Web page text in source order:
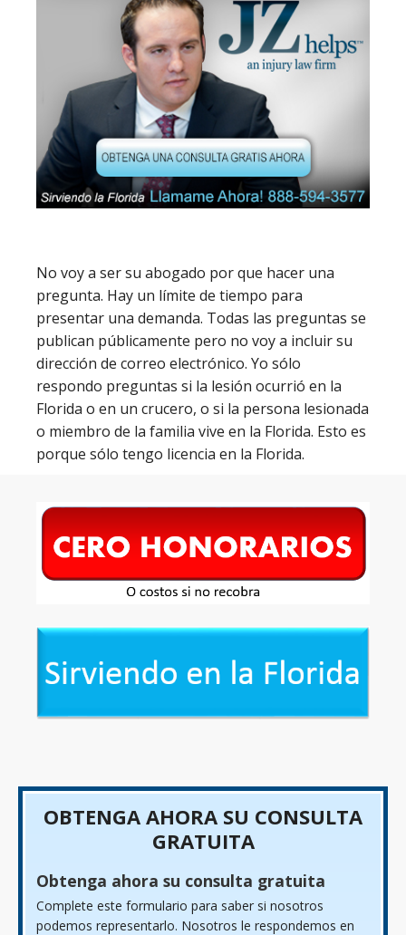
No voy a ser su abogado por que hacer una
pregunta. Hay un límite de tiempo para
presentar una demanda. Todas las preguntas se
publican públicamente pero no voy a incluir su
dirección de correo electrónico. Yo sólo
respondo preguntas si la lesión ocurrió en la
Florida o en un crucero, o si la persona lesionada
o miembro de la familia vive en la Florida. Esto es
porque sólo tengo licencia en la Florida.
OBTENGA AHORA SU CONSULTA
GRATUITA
Obtenga ahora su consulta gratuita
Complete este formulario para saber si nosotros
podemos representarlo. Nosotros le respondemos en